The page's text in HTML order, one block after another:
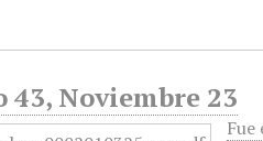
Noviembre 23
Fue